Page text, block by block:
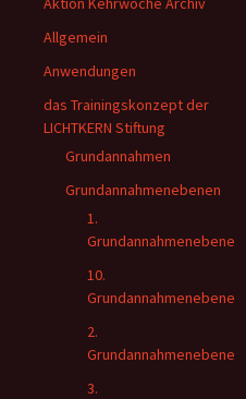
Allgemein
Anwendungen
das Trainingskonzept der
LICHTKERN Stiftung
Grundannahmen
Grundannahmenebenen
1.
Grundannahmenebene
10.
Grundannahmenebene
2.
Grundannahmenebene
3.